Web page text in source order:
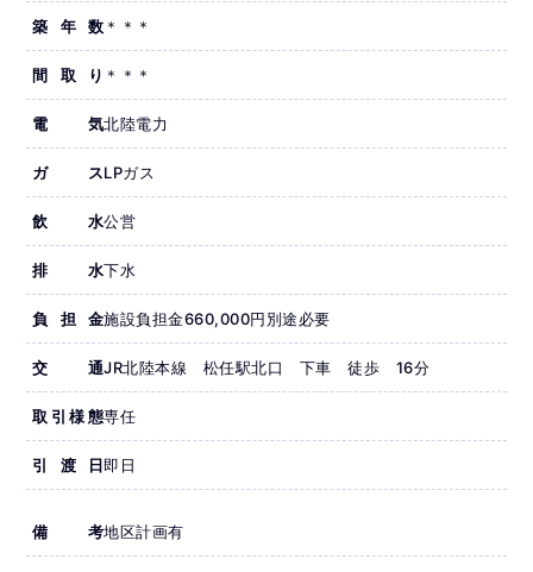
築年数 ＊＊＊
間取り ＊＊＊
電気北陸電力
ガスLPガス
飲水公営
排水下水
負担金施設負担金660,000円別途必要
交通JR北陸本線 松任駅北口 下車 徒歩 16分
取引様態専任
引渡日即日
備考地区計画有